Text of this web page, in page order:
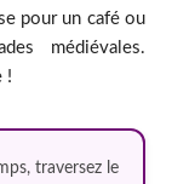
pour un café ou
médiévales.
!
traversez le